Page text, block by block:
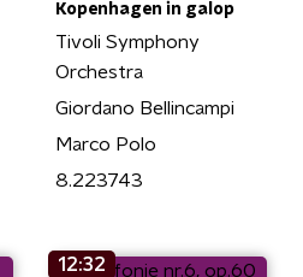
Kopenhagen in galop
Tivoli Symphony
Orchestra
Giordano Bellincampi
Marco Polo
8.223743
12:32